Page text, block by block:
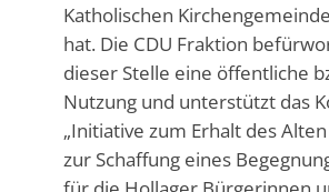
Katholischen
hat. Die CDU Fraktion
dieser Stelle eine öffentliche
Nutzung und unterstützt das
„Initiative zum Erhalt des Alten
zur Schaffung eines